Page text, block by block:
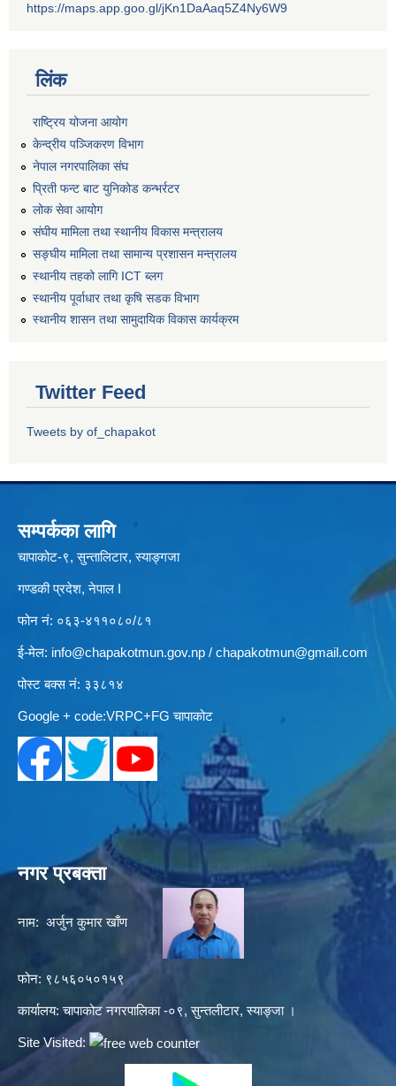
https://maps.app.goo.gl/jKn1DaAaq5Z4Ny6W9
लिंक
राष्ट्रिय योजना आयोग
केन्द्रीय पञ्जिकरण विभाग
नेपाल नगरपालिका संघ
प्रिती फन्ट बाट युनिकोड कन्भर्रटर
लोक सेवा आयोग
संघीय मामिला तथा स्थानीय विकास मन्त्रालय
सङ्घीय मामिला तथा सामान्य प्रशासन मन्त्रालय
स्थानीय तहको लागि ICT ब्लग
स्थानीय पूर्वाधार तथा कृषि सडक विभाग
स्थानीय शासन तथा सामुदायिक विकास कार्यक्रम
Twitter Feed
Tweets by of_chapakot
सम्पर्कका लागि
चापाकोट-९, सुन्तालिटार, स्याङ्गजा
गण्डकी प्रदेश, नेपाल I
फोन नं: ०६३-४११०८०/८१
ई-मेल: info@chapakotmun.gov.np / chapakotmun@gmail.com
पोस्ट बक्स नं: ३३८१४
Google + code:VRPC+FG चापाकोट
नगर प्रबक्ता
नाम: अर्जुन कुमार खाँण
फोन: ९८५६०५०१५९
कार्यालय: चापाकोट नगरपालिका -०९, सुन्तलीटार, स्याङ्जा ।
Site Visited: